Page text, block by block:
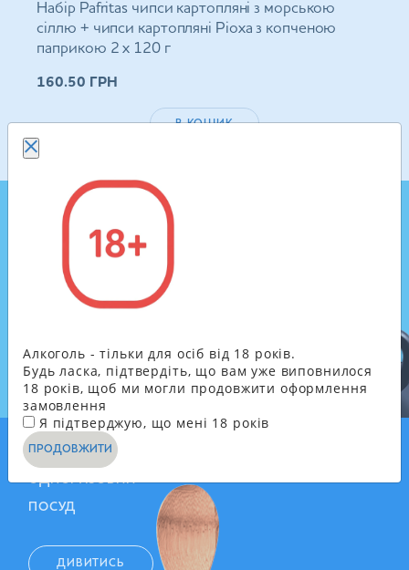
Набір Pafritas чипси картопляні з морською
сіллю + чипси картопляні Ріоха з копченою
паприкою 2 х 120 г
160.50 ГРН
В КОШИК
ЧАЙ, КАВА, МОЛОЧНІ
ПРОДУКТИ
ОДНОРАЗОВИЙ
ПОСУД
ДИВИТИСЬ
Алкоголь - тільки для осіб від 18 років.
Будь ласка, підтвердіть, що вам уже виповнилося
18 років, щоб ми могли продовжити оформлення
замовлення
Я підтверджую, що мені 18 років
ПРОДОВЖИТИ